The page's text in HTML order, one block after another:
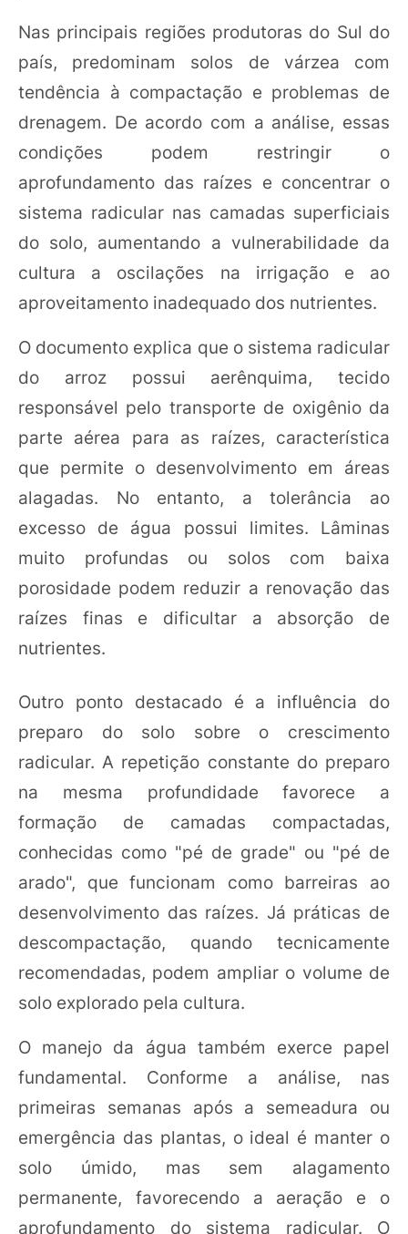
Nas principais regiões produtoras do Sul do
país, predominam solos de várzea com
tendência à compactação e problemas de
drenagem. De acordo com a análise, essas
condições podem restringir o
aprofundamento das raízes e concentrar o
sistema radicular nas camadas superficiais
do solo, aumentando a vulnerabilidade da
cultura a oscilações na irrigação e ao
aproveitamento inadequado dos nutrientes.
O documento explica que o sistema radicular
do arroz possui aerênquima, tecido
responsável pelo transporte de oxigênio da
parte aérea para as raízes, característica
que permite o desenvolvimento em áreas
alagadas. No entanto, a tolerância ao
excesso de água possui limites. Lâminas
muito profundas ou solos com baixa
porosidade podem reduzir a renovação das
raízes finas e dificultar a absorção de
nutrientes.
Outro ponto destacado é a influência do
preparo do solo sobre o crescimento
radicular. A repetição constante do preparo
na mesma profundidade favorece a
formação de camadas compactadas,
conhecidas como "pé de grade" ou "pé de
arado", que funcionam como barreiras ao
desenvolvimento das raízes. Já práticas de
descompactação, quando tecnicamente
recomendadas, podem ampliar o volume de
solo explorado pela cultura.
O manejo da água também exerce papel
fundamental. Conforme a análise, nas
primeiras semanas após a semeadura ou
emergência das plantas, o ideal é manter o
solo úmido, mas sem alagamento
permanente, favorecendo a aeração e o
aprofundamento do sistema radicular. O